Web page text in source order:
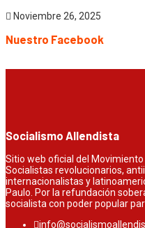
Noviembre 26, 2025
Nuestro Facebook
Socialismo Allendista
Sitio web oficial del
Socialistas revolucionarios,
internacionalistas y
Paulo. Por la refundación
socialista con poder popular